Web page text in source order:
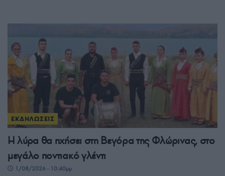
ΕΚΔΗΛΩΣΕΙΣ
Η λύρα θα ηχήσει στη Βεγόρα της Φλώρινας, στο
μεγάλο ποντιακό γλέντι
1/08/2026 - 10:40μμ